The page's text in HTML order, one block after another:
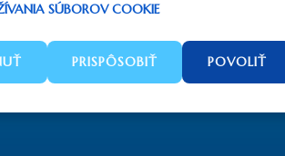
SÚBOROV COOKIE
PRISPÔSOBIŤ POVOLIŤ